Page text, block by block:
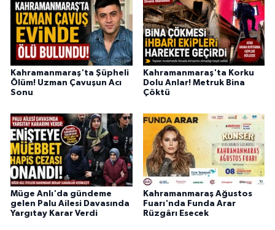
Kahramanmaraş'ta Şüpheli
Ölüm! Uzman Çavuşun Acı
Sonu
Kahramanmaraş'ta Korku
Dolu Anlar! Metruk Bina
Çöktü
Müge Anlı'da gündeme
gelen Palu Ailesi Davasında
Yargıtay Karar Verdi
Kahramanmaraş Ağustos
Fuarı'nda Funda Arar
Rüzgârı Esecek